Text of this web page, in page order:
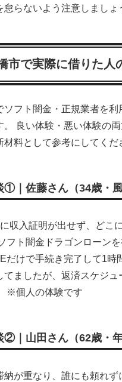
怠らないよう注意しましょ
市で実際に借りた人
ソフト闇金・正規業者を利
。 良い体験・悪い体験の
材料として参考にしてくだ
｜佐藤さん（34歳・風
収入証明が出せず、どこ
フト闇金ドラゴンローン
だけで手続き完了して1時
てましたが、返済スケジュ
※個人の体験です
｜山田さん（62歳・年
納が重なり、誰にも頼れず